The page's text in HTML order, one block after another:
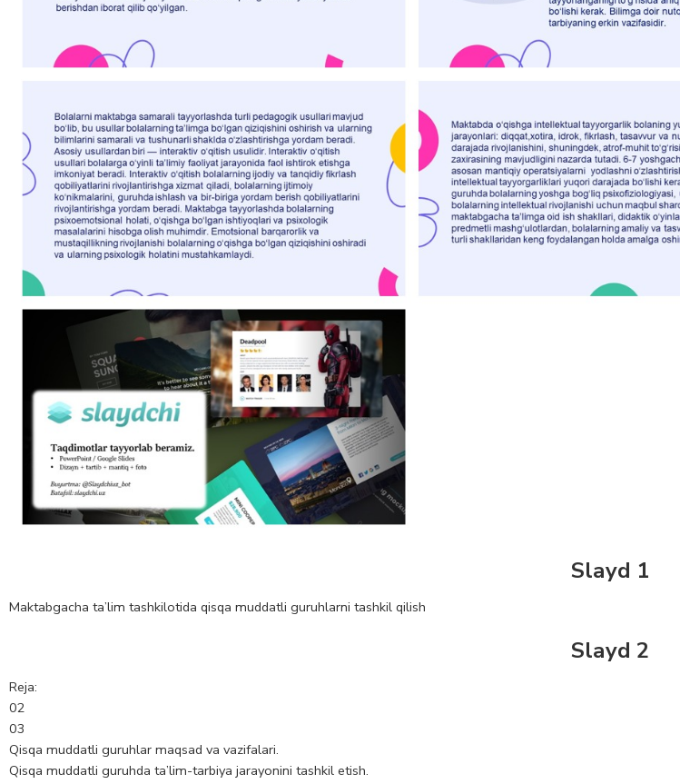
Slayd 1
Maktabgacha ta’lim tashkilotida qisqa muddatli guruhlarni tashkil qilish
Slayd 2
Reja:
02
03
Qisqa muddatli guruhlar maqsad va vazifalari.
Qisqa muddatli guruhda ta’lim-tarbiya jarayonini tashkil etish.